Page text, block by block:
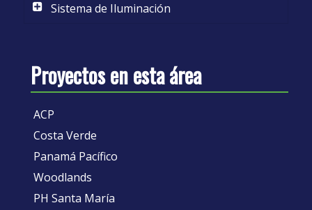
Sistema de Iluminación
Proyectos en esta área
ACP
Costa Verde
Panamá Pacífico
Woodlands
PH Santa María